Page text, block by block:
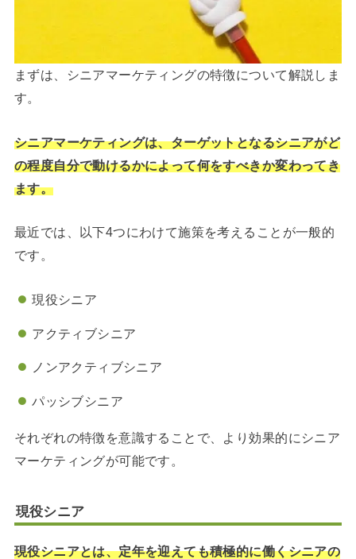
まずは、シニアマーケティングの特徴について解説しま
す。
シニアマーケティングは、ターゲットとなるシニアがど
の程度自分で動けるかによって何をすべきか変わってき
ます。
最近では、以下4つにわけて施策を考えることが一般的
です。
現役シニア
アクティブシニア
ノンアクティブシニア
パッシブシニア
それぞれの特徴を意識することで、より効果的にシニア
マーケティングが可能です。
現役シニア
現役シニアとは、定年を迎えても積極的に働くシニアの